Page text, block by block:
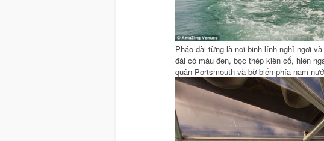
Pháo đài từng là nơi binh lính nghỉ ngơi
đài có màu đen, bọc thép kiên cố, hiên
quân Portsmouth và bờ biển phía nam